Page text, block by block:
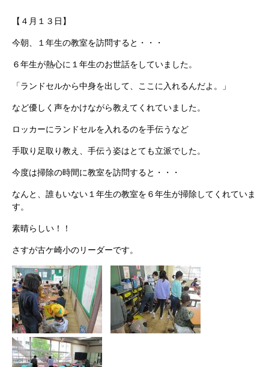
【４月１３日】
今朝、１年生の教室を訪問すると・・・
６年生が熱心に１年生のお世話をしていました。
「ランドセルから中身を出して、ここに入れるんだよ。」
など優しく声をかけながら教えてくれていました。
ロッカーにランドセルを入れるのを手伝うなど
手取り足取り教え、手伝う姿はとても立派でした。
今度は掃除の時間に教室を訪問すると・・・
なんと、誰もいない１年生の教室を６年生が掃除してくれていま
す。
素晴らしい！！
さすが古ケ崎小のリーダーです。